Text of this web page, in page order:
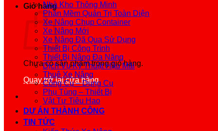
Giỏ hàng
Chưa có sản phẩm trong giỏ hàng.
Quay trở lại cửa hàng
Nhà Kho Thông Minh
Phần Mềm Quản Trị Toàn Diện
Xe Nâng Chụp Container
Xe Nâng Mới
Xe Nâng Đã Qua Sử Dụng
Thiết Bị Công Trình
Thiết Bị Nâng Đa Năng
Dịch Vụ Kỹ Thuật Hậu Mãi
Thuê Xe Nâng
Công Cụ – Dụng Cụ
Phụ Tùng – Thiết Bị
Vật Tư Tiêu Hao
DỰ ÁN THÀNH CÔNG
TIN TỨC